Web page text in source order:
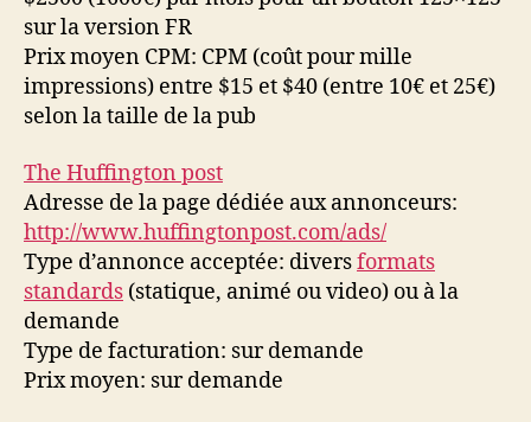
sur la version FR
Prix moyen CPM: CPM (coût pour mille
impressions) entre $15 et $40 (entre 10€ et 25€)
selon la taille de la pub
The Huffington post
Adresse de la page dédiée aux annonceurs:
http://www.huffingtonpost.com/ads/
Type d’annonce acceptée: diversformats
standards (statique, animé ou video) ou à la
demande
Type de facturation: sur demande
Prix moyen: sur demande